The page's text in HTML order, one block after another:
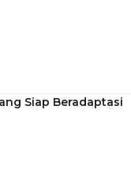
Siap Beradaptasi